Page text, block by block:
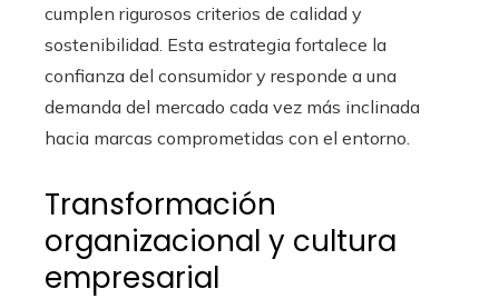
cumplen rigurosos criterios de calidad y
sostenibilidad. Esta estrategia fortalece la
confianza del consumidor y responde a una
demanda del mercado cada vez más inclinada
hacia marcas comprometidas con el entorno.
Transformación
organizacional y cultura
empresarial